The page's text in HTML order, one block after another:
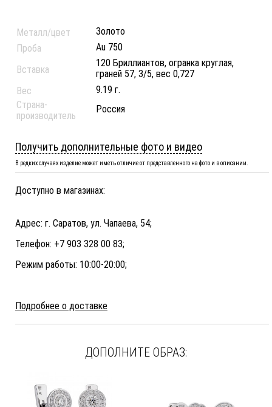
Металл/цвет
Золото
Проба
Au 750
Вставка
120 Бриллиантов, огранка круглая,
граней 57, 3/5, вес 0,727
Вес
9.19 г.
Страна-
производитель
Россия
Получить дополнительные фото и видео
В редких случаях изделие может иметь отличие от представленного на фото и в описании.
Доступно в магазинах:
Адрес: г. Саратов, ул. Чапаева, 54;
Телефон: +7 903 328 00 83;
Режим работы: 10:00-20:00;
Подробнее о доставке
ДОПОЛНИТЕ ОБРАЗ: